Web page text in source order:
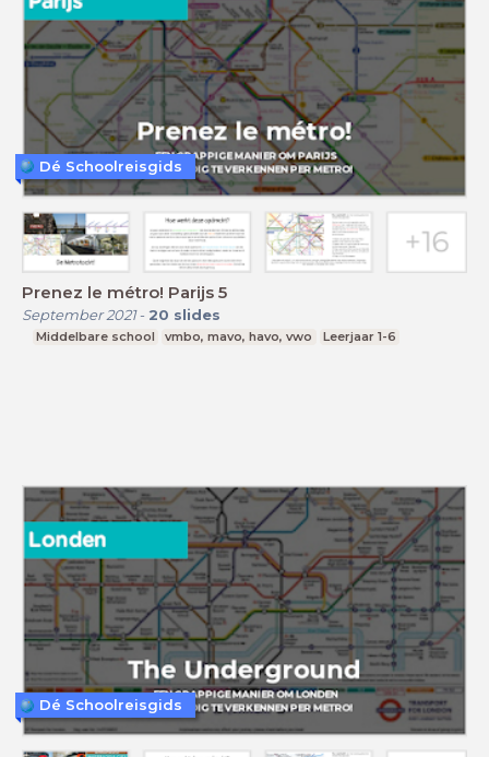
Prenez le métro! Parijs 5
September 2021- 20 slides
Middelbare school vmbo, mavo, havo, vwo Leerjaar 1-6
Dé Schoolreisgids
Dé Schoolreisgids